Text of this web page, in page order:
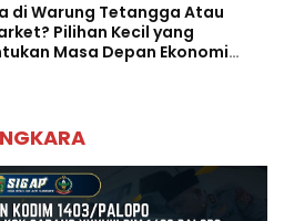
di Warung Tetangga Atau
Pilihan Kecil yang
Masa Depan Ekonomi